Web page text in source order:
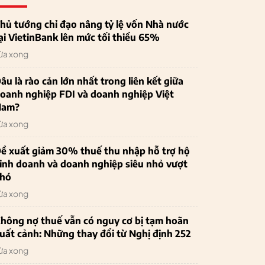
tướng chỉ đạo nâng tỷ lệ vốn Nhà nước
VietinBank lên mức tối thiểu 65%
xong
là rào cản lớn nhất trong liên kết giữa
nghiệp FDI và doanh nghiệp Việt
xong
xuất giảm 30% thuế thu nhập hỗ trợ hộ
doanh và doanh nghiệp siêu nhỏ vượt
xong
nợ thuế vẫn có nguy cơ bị tạm hoãn
cảnh: Những thay đổi từ Nghị định 252
xong